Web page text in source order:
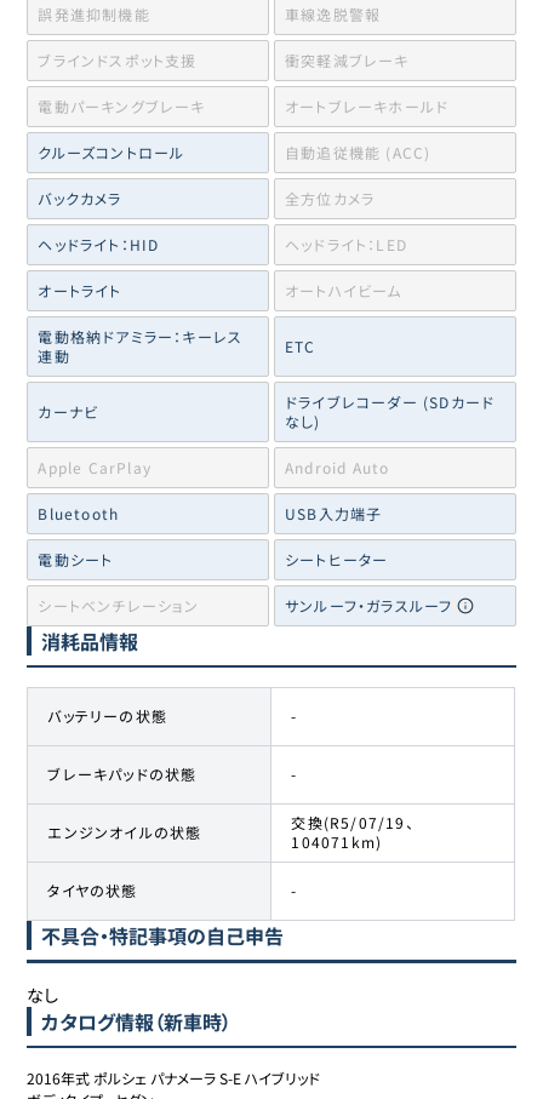
誤発進抑制機能 車線逸脱警報
ブラインドスポット支援 衝突軽減ブレーキ
電動パーキングブレーキ オートブレーキホールド
クルーズコントロール 自動追従機能 (ACC)
バックカメラ 全方位カメラ
ヘッドライト：HID ヘッドライト：LED
オートライト オートハイビーム
電動格納ドアミラー：キーレス
連動
ETC
カーナビ
ドライブレコーダー (SDカード
なし)
Apple CarPlay Android Auto
Bluetooth USB入力端子
電動シート シートヒーター
シートベンチレーション サンルーフ・ガラスルーフ
消耗品情報
バッテリーの状態 -
ブレーキパッドの状態 -
エンジンオイルの状態
交換(R5/07/19、
104071km)
タイヤの状態 -
不具合・特記事項の自己申告
なし
カタログ情報（新車時）
2016年式 ポルシェ パナメーラ S-E ハイブリッド